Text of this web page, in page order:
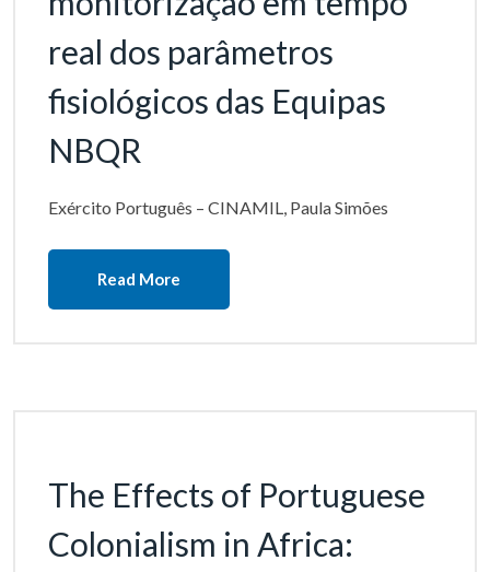
real dos parâmetros
fisiológicos das Equipas
NBQR
Exército Português – CINAMIL, Paula Simões
Read More
The Effects of Portuguese
Colonialism in Africa: